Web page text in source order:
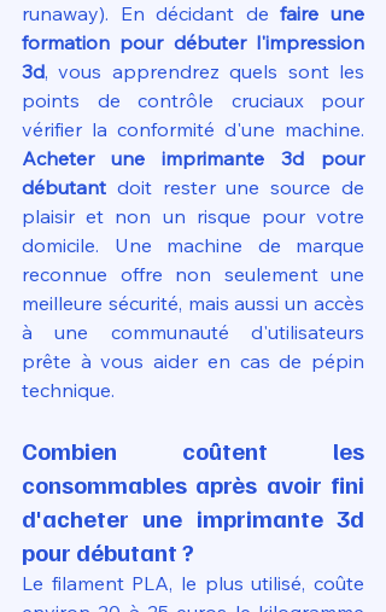
runaway). En décidant de faire une
formation pour débuter l'impression
3d, vous apprendrez quels sont les
points de contrôle cruciaux pour
Acheter une imprimante 3d pour
débutant doit rester une source de
plaisir et non un risque pour votre
domicile. Une machine de marque
reconnue offre non seulement une
meilleure sécurité, mais aussi un accès
à une communauté d'utilisateurs
prête à vous aider en cas de pépin
technique.
Combien coûtent les
consommables après avoir fini
d'acheter une imprimante 3d
pour débutant ?
Le filament PLA, le plus utilisé, coûte